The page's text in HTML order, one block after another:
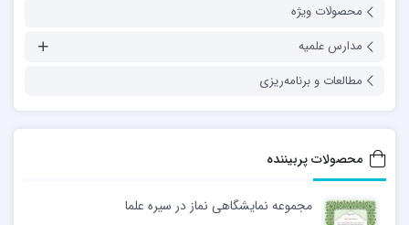
محصولات ویژه
مدارس علمیه
مطالعات و برنامه‌ریزی
محصولات پربیننده
مجموعه نمایشگاهی نماز در سیره علما